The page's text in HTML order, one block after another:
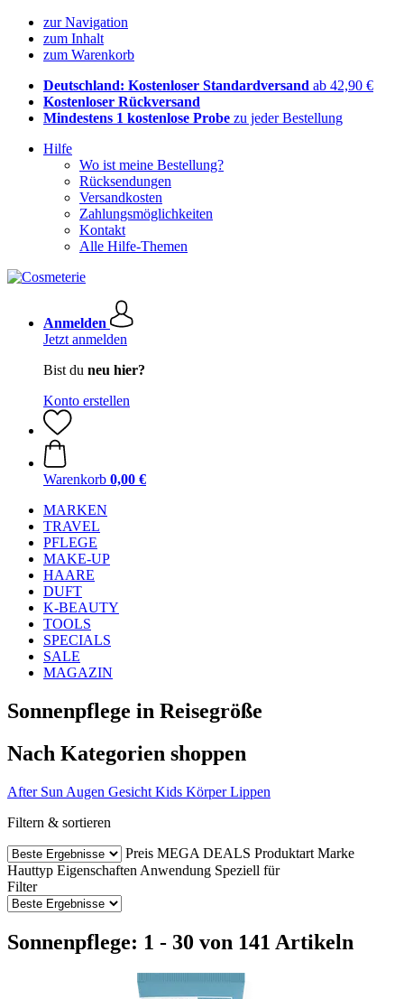
zur Navigation
zum Inhalt
zum Warenkorb
Deutschland: Kostenloser Standardversand ab 42,90 €
Kostenloser Rückversand
Mindestens 1 kostenlose Probe zu jeder Bestellung
Hilfe
Wo ist meine Bestellung?
Rücksendungen
Versandkosten
Zahlungsmöglichkeiten
Kontakt
Alle Hilfe-Themen
Anmelden
Jetzt anmelden
Bist du neu hier?
Konto erstellen
Warenkorb 0,00 €
MARKEN
TRAVEL
PFLEGE
MAKE-UP
HAARE
DUFT
K-BEAUTY
TOOLS
SPECIALS
SALE
MAGAZIN
Sonnenpflege in Reisegröße
Nach Kategorien shoppen
After Sun Augen Gesicht Kids Körper Lippen
Filtern & sortieren
Preis MEGA DEALS Produktart Marke
Hauttyp Eigenschaften Anwendung Speziell für
Filter
Sonnenpflege: 1 - 30 von 141 Artikeln